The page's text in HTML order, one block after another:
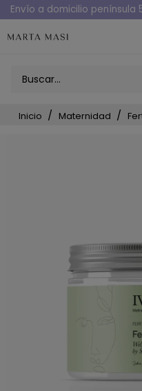
Envío a domicilio península
Inicio Maternidad